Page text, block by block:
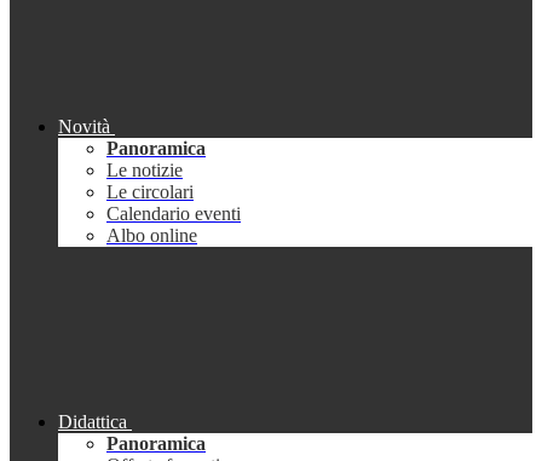
Novità
Panoramica
Le notizie
Le circolari
Calendario eventi
Albo online
Didattica
Panoramica